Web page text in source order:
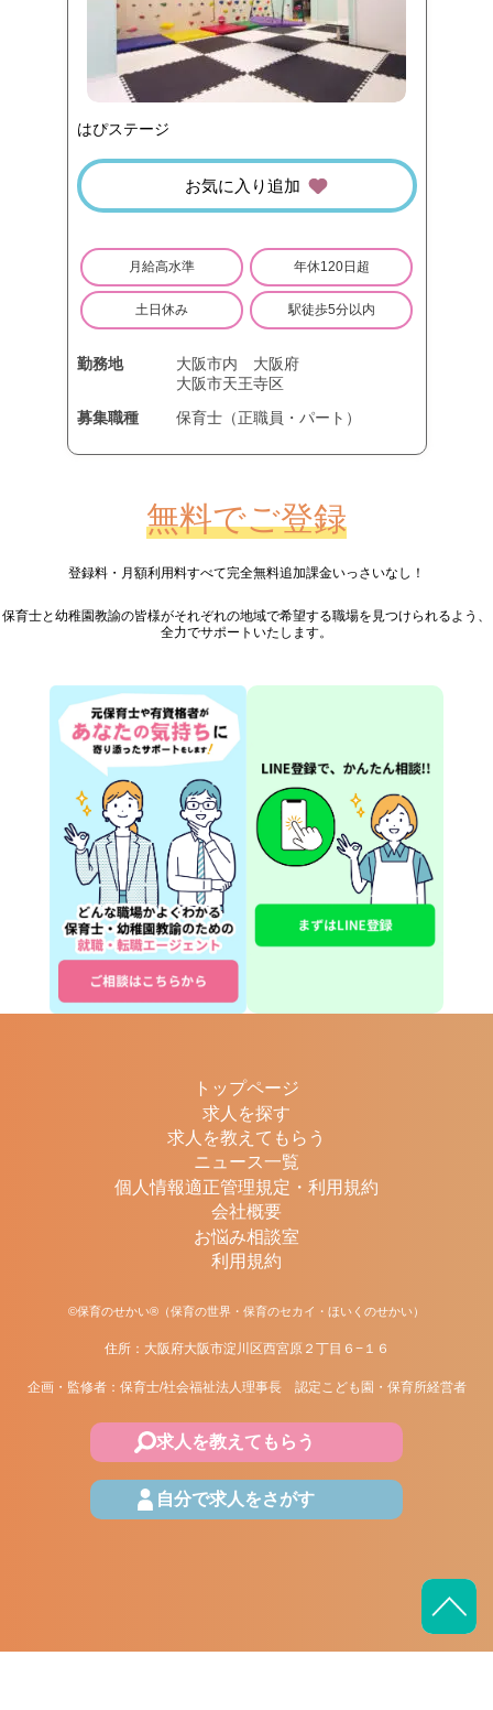
はぴステージ
お気に入り追加
月給高水準 年休120日超
土日休み 駅徒歩5分以内
勤務地 大阪市内
大阪府
大阪市天王寺区
募集職種
保育士（正職員・パート）
無料でご登録
登録料・月額利用料すべて完全無料追加課金いっさいなし！
保育士と幼稚園教諭の皆様がそれぞれの地域で希望する職場を見つけられるよう、
全力でサポートいたします。
トップページ
求人を探す
求人を教えてもらう
ニュース一覧
個人情報適正管理規定・利用規約
会社概要
お悩み相談室
利用規約
©保育のせかい®（保育の世界・保育のセカイ・ほいくのせかい）
住所：大阪府大阪市淀川区西宮原２丁目６−１６
企画・監修者：保育士/社会福祉法人理事長 認定こども園・保育所経営者
求人を教えてもらう
自分で求人をさがす